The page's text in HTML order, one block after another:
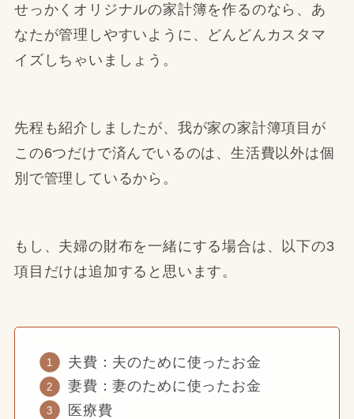
せっかくオリジナルの家計簿を作るのなら、あ
なたが管理しやすいように、どんどんカスタマ
イズしちゃいましょう。
先程も紹介しましたが、我が家の家計簿項目が
この6つだけで済んでいるのは、生活費以外は個
別で管理しているから。
もし、夫婦の財布を一緒にする場合は、以下の3
項目だけは追加すると思います。
夫費：夫のために使ったお金
妻費：妻のために使ったお金
医療費